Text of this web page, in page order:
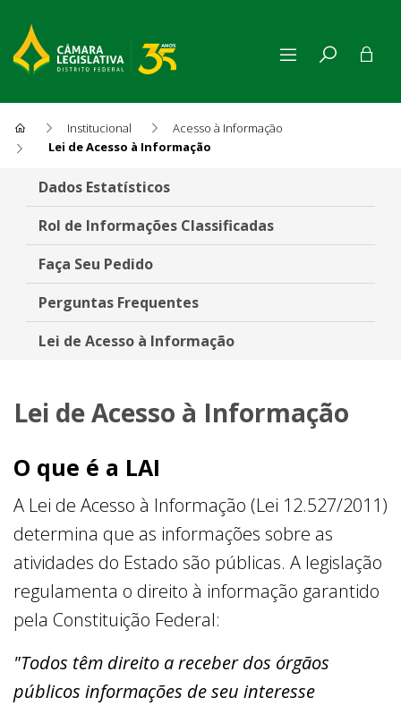
Institucional
Acesso à Informação
Lei de Acesso à Informação
Lei de Acesso à Informação
Dados Estatísticos
Rol de Informações Classificadas
Faça Seu Pedido
Perguntas Frequentes
Lei de Acesso à Informação
Lei de Acesso à Informação
O que é a LAI
A Lei de Acesso à Informação (Lei 12.527/2011)
determina que as informações sobre as
atividades do Estado são públicas. A legislação
regulamenta o direito à informação garantido
pela Constituição Federal:
"Todos têm direito a receber dos órgãos
públicos informações de seu interesse